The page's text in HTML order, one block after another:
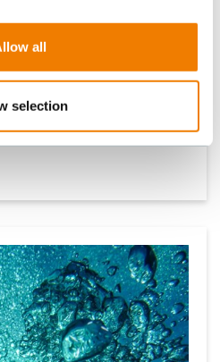
all
selection